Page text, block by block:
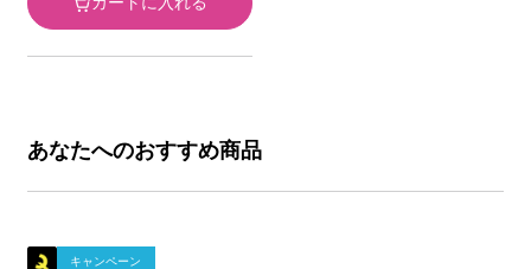
あなたへのおすすめ商品
キャンペーン